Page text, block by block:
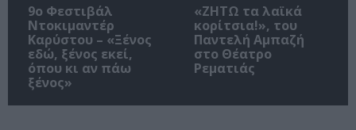
9ο Φεστιβάλ
Ντοκιμαντέρ
Καρύστου – «Ξένος
εδώ, ξένος εκεί,
όπου κι αν πάω
ξένος»
«ΖΗΤΩ τα λαϊκά
κορίτσια!», του
Παντελή Αμπαζή
στο Θέατρο
Ρεματιάς